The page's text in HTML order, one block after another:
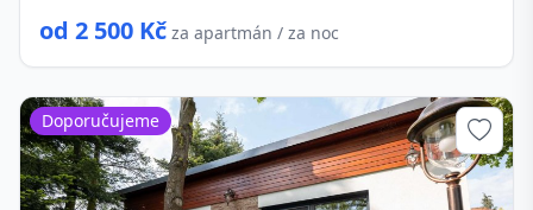
od 2 500 Kč za apartmán / za noc
Doporučujeme